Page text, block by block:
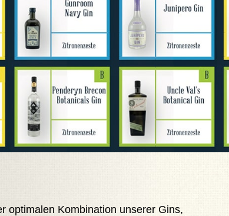
optimalen Kombination unserer Gins,